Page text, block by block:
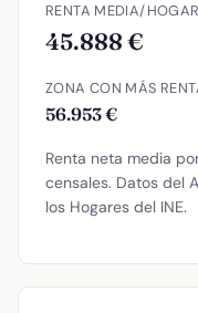
RENTA MEDIA/HOGAR
45.888 €
ZONA CON MÁS
56.953 €
Renta neta media
censales. Datos del
los Hogares del INE.